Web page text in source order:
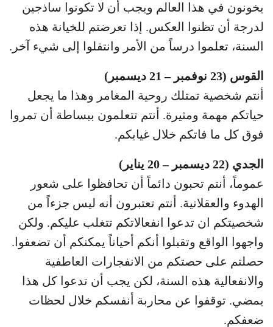
يخونون في هذا العالم ويجب أن لا تكونوا ساذجين
لدرجة أن تظنوا العكس. إذا تعرضتم للخيانة هذه
السنة، تعلموا درساً من الأمر وانتقلوا إلى شيء آخر.
القوس (23 نوفمبر – 21 ديسمبر)
أنتم شخصية تمتلك روحية المغامر وهذا ما يجعل
حياتكم مهمة ومثيرة. أنتم تتعلمون ببساطة أن تمروا
فوق كل ما فاتكم خلال غيابكم.
الجدي (22 ديسمبر – 20 يناير)
عموماً، أنتم تحبون دائماً أن تحافظوا على شعور
الهدوء والعقلانية. أنتم تعتبرون أنه ليس جزءاً من
شخصيتكم ان تدعوا انفعالاتكم تتغلب عليكم. ولكن
واجهوا الواقع وتقبلوا أنكم أحياناً يمكنكم أن تضعفوا.
حصلتم على حصتكم من الانفجارات العاطفية
والانفعالية هذه السنة، لكن يجب أن تدعوا كل هذا
يمضي. توقفوا عن محاربة أنفسكم خلال لحظات
ضعفكم.